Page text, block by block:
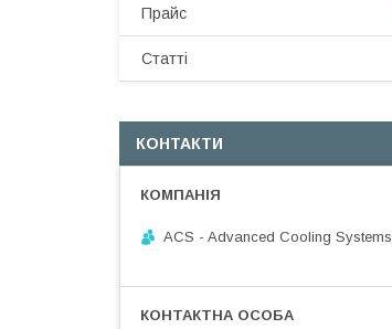
Прайс
Статті
КОНТАКТИ
ACS - Advanced Cooling Systems